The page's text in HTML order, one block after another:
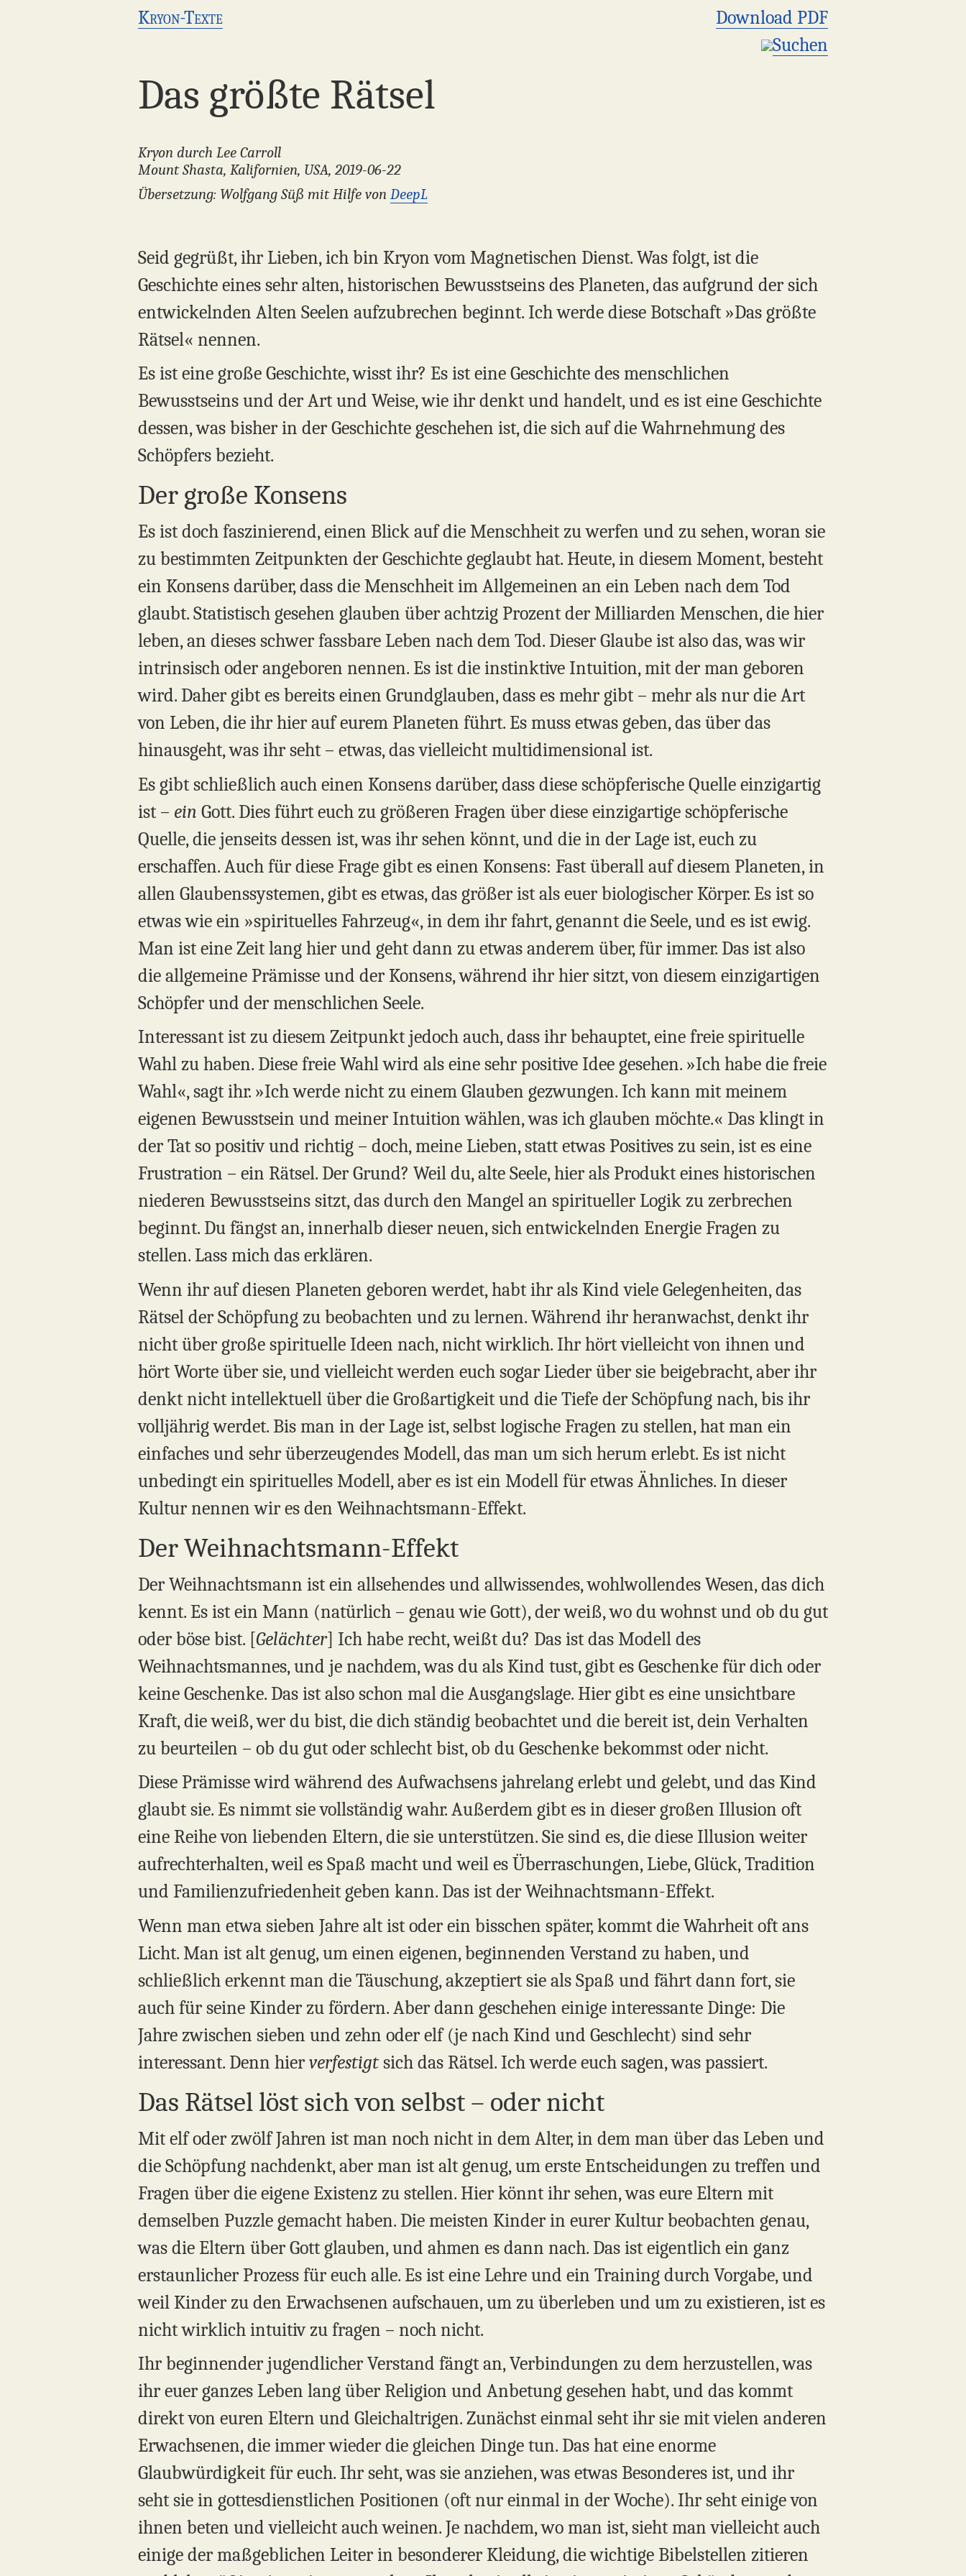
Kryon-Texte
Download PDF
Suchen
Das größte Rätsel
Kryon durch Lee Carroll
Mount Shasta, Kalifornien, USA, 2019-06-22
Übersetzung: Wolfgang Süß mit Hilfe von DeepL
Seid gegrüßt, ihr Lieben, ich bin Kryon vom Magnetischen Dienst. Was folgt, ist die
Geschichte eines sehr alten, historischen Bewusstseins des Planeten, das aufgrund der sich
entwickelnden Alten Seelen aufzubrechen beginnt. Ich werde diese Botschaft »Das größte
Rätsel« nennen.
Es ist eine große Geschichte, wisst ihr? Es ist eine Geschichte des menschlichen
Bewusstseins und der Art und Weise, wie ihr denkt und handelt, und es ist eine Geschichte
dessen, was bisher in der Geschichte geschehen ist, die sich auf die Wahrnehmung des
Schöpfers bezieht.
Der große Konsens
Es ist doch faszinierend, einen Blick auf die Menschheit zu werfen und zu sehen, woran sie
zu bestimmten Zeitpunkten der Geschichte geglaubt hat. Heute, in diesem Moment, besteht
ein Konsens darüber, dass die Menschheit im Allgemeinen an ein Leben nach dem Tod
glaubt. Statistisch gesehen glauben über achtzig Prozent der Milliarden Menschen, die hier
leben, an dieses schwer fassbare Leben nach dem Tod. Dieser Glaube ist also das, was wir
intrinsisch oder angeboren nennen. Es ist die instinktive Intuition, mit der man geboren
wird. Daher gibt es bereits einen Grundglauben, dass es mehr gibt – mehr als nur die Art
von Leben, die ihr hier auf eurem Planeten führt. Es muss etwas geben, das über das
hinausgeht, was ihr seht – etwas, das vielleicht multidimensional ist.
Es gibt schließlich auch einen Konsens darüber, dass diese schöpferische Quelle einzigartig
ist – ein Gott. Dies führt euch zu größeren Fragen über diese einzigartige schöpferische
Quelle, die jenseits dessen ist, was ihr sehen könnt, und die in der Lage ist, euch zu
erschaffen. Auch für diese Frage gibt es einen Konsens: Fast überall auf diesem Planeten, in
allen Glaubenssystemen, gibt es etwas, das größer ist als euer biologischer Körper. Es ist so
etwas wie ein »spirituelles Fahrzeug«, in dem ihr fahrt, genannt die Seele, und es ist ewig.
Man ist eine Zeit lang hier und geht dann zu etwas anderem über, für immer. Das ist also
die allgemeine Prämisse und der Konsens, während ihr hier sitzt, von diesem einzigartigen
Schöpfer und der menschlichen Seele.
Interessant ist zu diesem Zeitpunkt jedoch auch, dass ihr behauptet, eine freie spirituelle
Wahl zu haben. Diese freie Wahl wird als eine sehr positive Idee gesehen. »Ich habe die freie
Wahl«, sagt ihr. »Ich werde nicht zu einem Glauben gezwungen. Ich kann mit meinem
eigenen Bewusstsein und meiner Intuition wählen, was ich glauben möchte.« Das klingt in
der Tat so positiv und richtig – doch, meine Lieben, statt etwas Positives zu sein, ist es eine
Frustration – ein Rätsel. Der Grund? Weil du, alte Seele, hier als Produkt eines historischen
niederen Bewusstseins sitzt, das durch den Mangel an spiritueller Logik zu zerbrechen
beginnt. Du fängst an, innerhalb dieser neuen, sich entwickelnden Energie Fragen zu
stellen. Lass mich das erklären.
Wenn ihr auf diesen Planeten geboren werdet, habt ihr als Kind viele Gelegenheiten, das
Rätsel der Schöpfung zu beobachten und zu lernen. Während ihr heranwachst, denkt ihr
nicht über große spirituelle Ideen nach, nicht wirklich. Ihr hört vielleicht von ihnen und
hört Worte über sie, und vielleicht werden euch sogar Lieder über sie beigebracht, aber ihr
denkt nicht intellektuell über die Großartigkeit und die Tiefe der Schöpfung nach, bis ihr
volljährig werdet. Bis man in der Lage ist, selbst logische Fragen zu stellen, hat man ein
einfaches und sehr überzeugendes Modell, das man um sich herum erlebt. Es ist nicht
unbedingt ein spirituelles Modell, aber es ist ein Modell für etwas Ähnliches. In dieser
Kultur nennen wir es den Weihnachtsmann-Effekt.
Der Weihnachtsmann-Effekt
Der Weihnachtsmann ist ein allsehendes und allwissendes, wohlwollendes Wesen, das dich
kennt. Es ist ein Mann (natürlich – genau wie Gott), der weiß, wo du wohnst und ob du gut
oder böse bist. [Gelächter] Ich habe recht, weißt du? Das ist das Modell des
Weihnachtsmannes, und je nachdem, was du als Kind tust, gibt es Geschenke für dich oder
keine Geschenke. Das ist also schon mal die Ausgangslage. Hier gibt es eine unsichtbare
Kraft, die weiß, wer du bist, die dich ständig beobachtet und die bereit ist, dein Verhalten
zu beurteilen – ob du gut oder schlecht bist, ob du Geschenke bekommst oder nicht.
Diese Prämisse wird während des Aufwachsens jahrelang erlebt und gelebt, und das Kind
glaubt sie. Es nimmt sie vollständig wahr. Außerdem gibt es in dieser großen Illusion oft
eine Reihe von liebenden Eltern, die sie unterstützen. Sie sind es, die diese Illusion weiter
aufrechterhalten, weil es Spaß macht und weil es Überraschungen, Liebe, Glück, Tradition
und Familienzufriedenheit geben kann. Das ist der Weihnachtsmann-Effekt.
Wenn man etwa sieben Jahre alt ist oder ein bisschen später, kommt die Wahrheit oft ans
Licht. Man ist alt genug, um einen eigenen, beginnenden Verstand zu haben, und
schließlich erkennt man die Täuschung, akzeptiert sie als Spaß und fährt dann fort, sie
auch für seine Kinder zu fördern. Aber dann geschehen einige interessante Dinge: Die
Jahre zwischen sieben und zehn oder elf (je nach Kind und Geschlecht) sind sehr
interessant. Denn hier verfestigtsich das Rätsel. Ich werde euch sagen, was passiert.
Das Rätsel löst sich von selbst – oder nicht
Mit elf oder zwölf Jahren ist man noch nicht in dem Alter, in dem man über das Leben und
die Schöpfung nachdenkt, aber man ist alt genug, um erste Entscheidungen zu treffen und
Fragen über die eigene Existenz zu stellen. Hier könnt ihr sehen, was eure Eltern mit
demselben Puzzle gemacht haben. Die meisten Kinder in eurer Kultur beobachten genau,
was die Eltern über Gott glauben, und ahmen es dann nach. Das ist eigentlich ein ganz
erstaunlicher Prozess für euch alle. Es ist eine Lehre und ein Training durch Vorgabe, und
weil Kinder zu den Erwachsenen aufschauen, um zu überleben und um zu existieren, ist es
nicht wirklich intuitiv zu fragen – noch nicht.
Ihr beginnender jugendlicher Verstand fängt an, Verbindungen zu dem herzustellen, was
ihr euer ganzes Leben lang über Religion und Anbetung gesehen habt, und das kommt
direkt von euren Eltern und Gleichaltrigen. Zunächst einmal seht ihr sie mit vielen anderen
Erwachsenen, die immer wieder die gleichen Dinge tun. Das hat eine enorme
Glaubwürdigkeit für euch. Ihr seht, was sie anziehen, was etwas Besonderes ist, und ihr
seht sie in gottesdienstlichen Positionen (oft nur einmal in der Woche). Ihr seht einige von
ihnen beten und vielleicht auch weinen. Je nachdem, wo man ist, sieht man vielleicht auch
einige der maßgeblichen Leiter in besonderer Kleidung, die wichtige Bibelstellen zitieren